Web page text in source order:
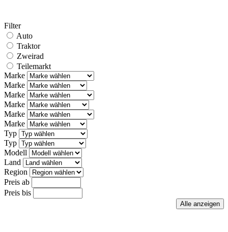
Filter
Auto
Traktor
Zweirad
Teilemarkt
Marke
Marke
Marke
Marke
Marke
Marke
Typ
Typ
Modell
Land
Region
Preis ab
Preis bis